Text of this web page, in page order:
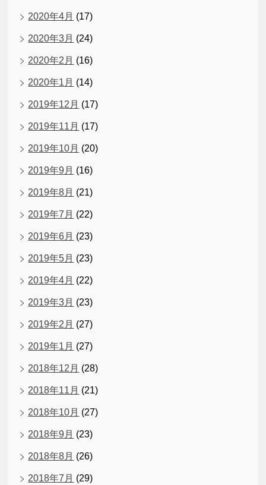
2020年4月 (17)
2020年3月 (24)
2020年2月 (16)
2020年1月 (14)
2019年12月 (17)
2019年11月 (17)
2019年10月 (20)
2019年9月 (16)
2019年8月 (21)
2019年7月 (22)
2019年6月 (23)
2019年5月 (23)
2019年4月 (22)
2019年3月 (23)
2019年2月 (27)
2019年1月 (27)
2018年12月 (28)
2018年11月 (21)
2018年10月 (27)
2018年9月 (23)
2018年8月 (26)
2018年7月 (29)